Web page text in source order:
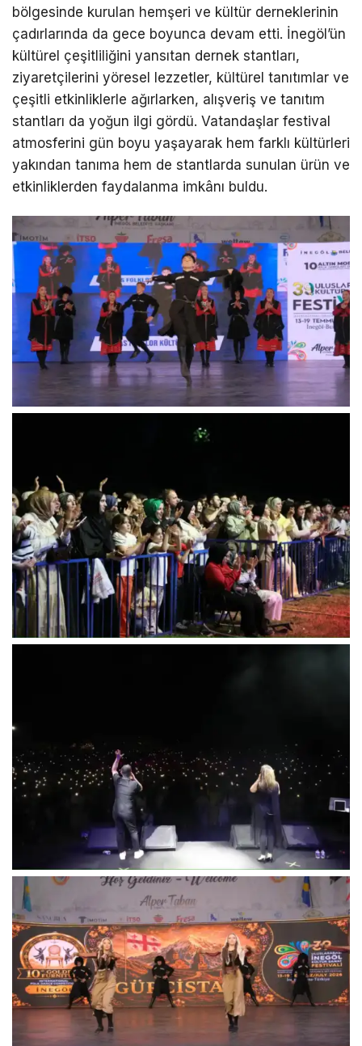
bölgesinde kurulan hemşeri ve kültür derneklerinin
çadırlarında da gece boyunca devam etti. İnegöl’ün
kültürel çeşitliliğini yansıtan dernek stantları,
ziyaretçilerini yöresel lezzetler, kültürel tanıtımlar ve
çeşitli etkinliklerle ağırlarken, alışveriş ve tanıtım
stantları da yoğun ilgi gördü. Vatandaşlar festival
atmosferini gün boyu yaşayarak hem farklı kültürleri
yakından tanıma hem de stantlarda sunulan ürün ve
etkinliklerden faydalanma imkânı buldu.